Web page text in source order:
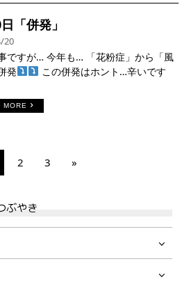
「併発」
20
ですが… 今年も… 「花粉症」から「風
発
この併発はホント…辛いです
MORE
2 3 »
ぶやき